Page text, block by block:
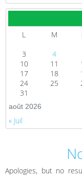
août 2026
L M
3
4
10
11
17
18
24
25
31
« Juil
Apologies, but no